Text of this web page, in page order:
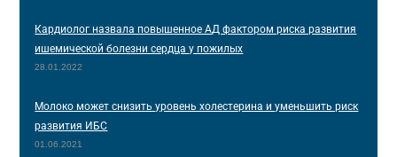
Кардиолог назвала повышенное АД фактором риска развития
ишемической болезни сердца у пожилых
28.01.2022
Молоко может снизить уровень холестерина и уменьшить риск
развития ИБС
01.06.2021